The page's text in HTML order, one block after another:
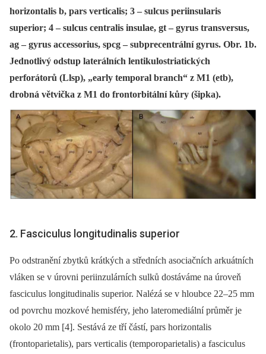
horizontalis b, pars verticalis; 3 – sulcus periinsularis
superior; 4 – sulcus centralis insulae, gt – gyrus transversus,
ag – gyrus accessorius, spcg – subprecentrální gyrus. Obr. 1b.
Jednotlivý odstup laterálních lentikulostriatických
perforátorů (Llsp), „early temporal branch“ z M1 (etb),
drobná větvička z M1 do frontorbitální kůry (šipka).
2. Fasciculus longitudinalis superior
Po odstranění zbytků krátkých a středních asociačních arkuátních
vláken se v úrovni periinzulárních sulků dostáváme na úroveň
fasciculus longitudinalis superior. Nalézá se v hloubce 22–25 mm
od povrchu mozkové hemisféry, jeho lateromediální průměr je
okolo 20 mm [4]. Sestává ze tří částí, pars horizontalis
(frontoparietalis), pars verticalis (temporoparietalis) a fasciculus